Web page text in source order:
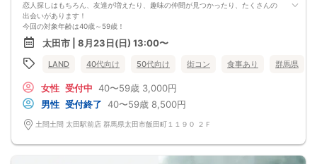
恋人探しはもちろん、友達が増えたり、趣味の仲間が見つかったり、たくさんの
出会いがあります！
今回の対象年齢は40歳～59歳！
会場は太田駅から徒歩3分【土間土間 】
美味しい料理と3時間飲み放題を用意して皆さまをお待ちしています！
素敵な出会いを手に入れに、ぜひご参加ください！
※ちなみに前回は100人申し込みがあったイベントですので、申し込みはお早め
≪タイムスケジュール≫
12:30～12:45 【受付】（時間厳守にご協力をお願い致します）
早く受付が終わった人はさっそく異性と着席して話始めることができます。スタ
ートダッシュを切って仲良くなれるチャンスの時間です
13:00～16:00 【着席＆席替え形式】
太田市 | 8月23日(日) 13:00〜
LAND 40代向け 50代向け 街コン 食事あり 群馬県
女性 受付中 40〜59歳 3,000円
男性 受付終了 40〜59歳 8,500円
土間土間 太田駅前店 群馬県太田市飯田町１１９０ ２Ｆ